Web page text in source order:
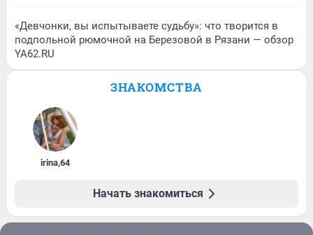
«Девчонки, вы испытываете судьбу»: что творится в
подпольной рюмочной на Березовой в Рязани — обзор
YA62.RU
ЗНАКОМСТВА
irina,64
Начать знакомиться